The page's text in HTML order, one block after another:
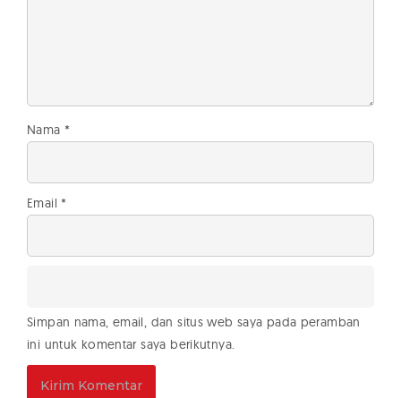
Nama *
Email *
Simpan nama, email, dan situs web saya pada peramban
ini untuk komentar saya berikutnya.